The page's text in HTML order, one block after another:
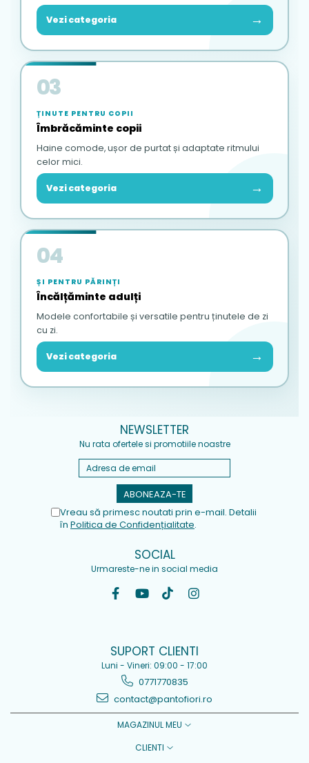
Vezi categoria →
03
ȚINUTE PENTRU COPII
Îmbrăcăminte copii
Haine comode, ușor de purtat și adaptate ritmului
celor mici.
Vezi categoria →
04
ȘI PENTRU PĂRINȚI
Încălțăminte adulți
Modele confortabile și versatile pentru ținutele de zi
cu zi.
Vezi categoria →
NEWSLETTER
Nu rata ofertele si promotiile noastre
Vreau să primesc noutati prin e-mail. Detalii
în Politica de Confidențialitate.
SOCIAL
Urmareste-ne in social media
SUPORT CLIENTI
Luni - Vineri: 09:00 - 17:00
0771770835
contact@pantofiori.ro
MAGAZINUL MEU
CLIENTI